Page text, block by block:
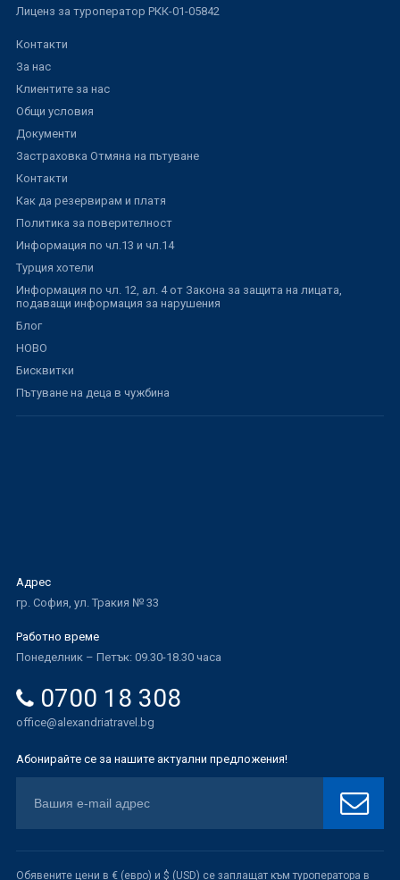
Лиценз за туроператор РКК-01-05842
Контакти
За нас
Клиентите за нас
Общи условия
Документи
Застраховка Отмяна на пътуване
Контакти
Как да резервирам и платя
Политика за поверителност
Информация по чл.13 и чл.14
Турция хотели
Информация по чл. 12, ал. 4 от Закона за защита на лицата,
подаващи информация за нарушения
Блог
НОВО
Бисквитки
Пътуване на деца в чужбина
Адрес
гр. София, ул. Тракия № 33
Работно време
Понеделник – Петък: 09.30-18.30 часа
0700 18 308
office@alexandriatravel.bg
Абонирайте се за нашите актуални предложения!
Обявените цени в € (евро) и $ (USD) се заплащат към туроператора в